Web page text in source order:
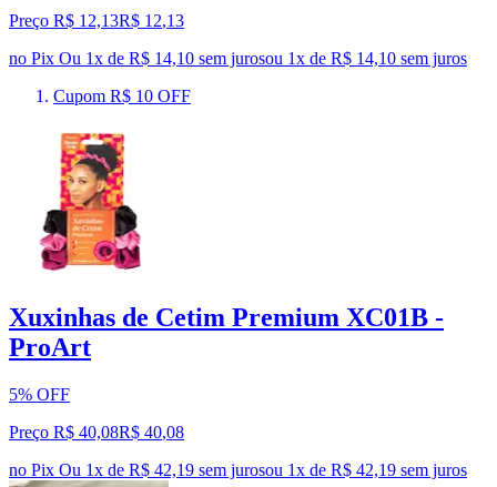
Preço R$ 12,13R$ 12,13
no Pix Ou 1x de R$ 14,10 sem jurosou 1x de R$ 14,10 sem juros
Cupom R$ 10 OFF
Xuxinhas de Cetim Premium XC01B -
ProArt
5% OFF
Preço R$ 40,08R$ 40,08
no Pix Ou 1x de R$ 42,19 sem jurosou 1x de R$ 42,19 sem juros